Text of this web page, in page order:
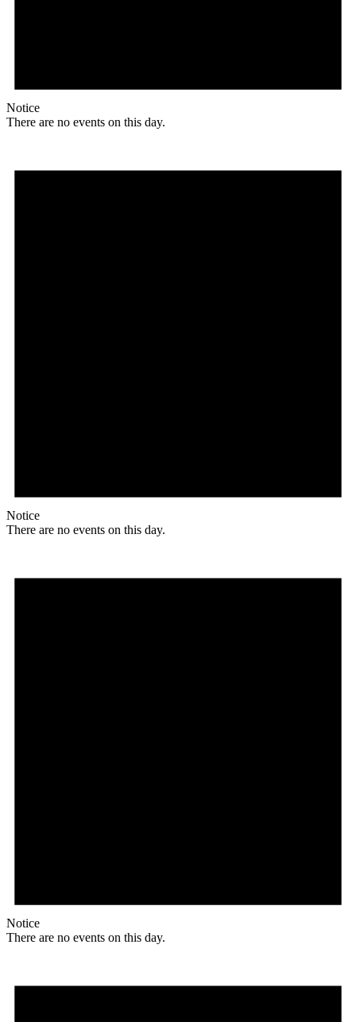
Notice
There are no events on this day.
Notice
There are no events on this day.
Notice
There are no events on this day.